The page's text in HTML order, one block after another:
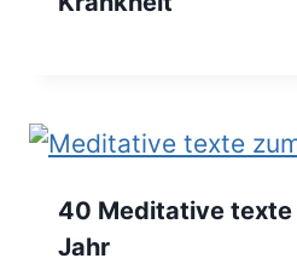
40 Meditative texte
Jahr